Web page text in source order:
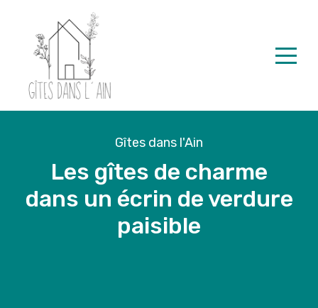
Accueil
Nos Locations
Gîtes dans l'Ain
Les gîtes de charme
dans un écrin de verdure
paisible